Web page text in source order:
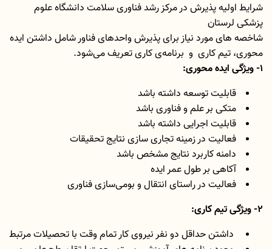
شرایط اولیه پذیرش در مرکز رشد فناوری سلامت دانشگاه علوم
پزشکی لرستان
شاخصه های مورد نیاز برای پذیرش واحدهای فناور شامل داشتن ایده
محوری، تیم کاری و برنامه‌ی کاری تعریف می‌شود.
1- ویژگی ایده محوری:
آکاهی بر طول عمر ایده
2- ویژگی تیم کاری: